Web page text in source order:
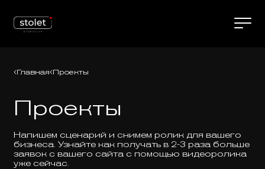
Главная Проекты
Проекты
Напишем сценарий и снимем ролик для вашего
бизнеса. Узнайте как получать в 2-3 раза больше
заявок с вашего сайта с помощью видеоролика
уже сейчас.